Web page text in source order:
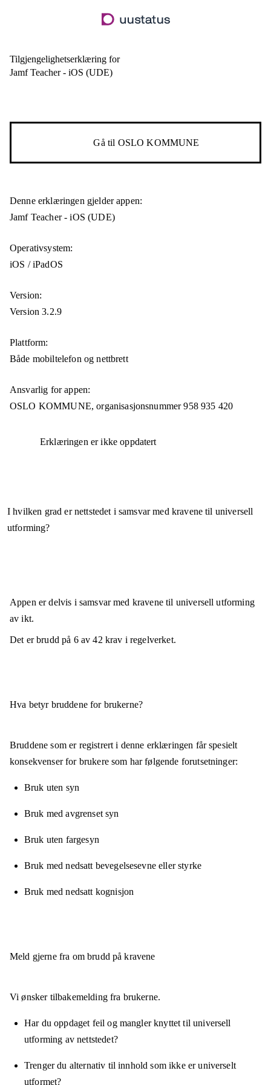
til
Tilgjengelighetserklæring for
Jamf Teacher - iOS (UDE)
Gå til OSLO KOMMUNE
Denne erklæringen gjelder appen:
Jamf Teacher - iOS (UDE)
Operativsystem:
iOS / iPadOS
Version:
Version 3.2.9
Plattform:
Både mobiltelefon og nettbrett
Ansvarlig for appen:
OSLO KOMMUNE,organisasjonsnummer 958 935 420
Erklæringen er ikke oppdatert
I hvilken grad er nettstedet i samsvar med kravene til universell
utforming?
Appen erdelvis i samsvarmed kravene til universell utforming
av ikt.
Det er brudd på 6av42krav i regelverket.
Hva betyr bruddene for brukerne?
Bruddene som er registrert i denne erklæringen får spesielt
konsekvenser for brukere som har følgende forutsetninger:
Bruk uten syn
Bruk med avgrenset syn
Bruk uten fargesyn
Bruk med nedsatt bevegelsesevne eller styrke
Bruk med nedsatt kognisjon
Meld gjerne fra om brudd på kravene
Vi ønsker tilbakemelding fra brukerne.
Har du oppdaget feil og mangler knyttet til universell
utforming av nettstedet?
Trenger du alternativ til innhold som ikke er universelt
utformet?